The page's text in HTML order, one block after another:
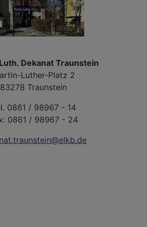
Dekanat Traunstein
Luther-Platz 2
83278 Traunstein
0861 / 98967 - 14
0861 / 98967 - 24